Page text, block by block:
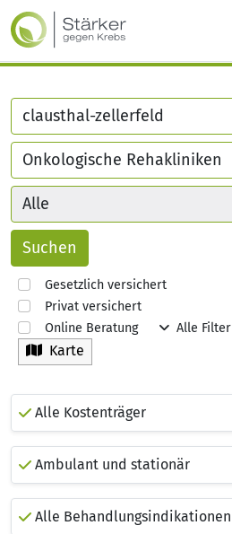
Gesetzlich versichert
Privat versichert
Online Beratung
Alle Filter
Karte
Alle Kostenträger
Ambulant und stationär
Alle Behandlungsindikationen